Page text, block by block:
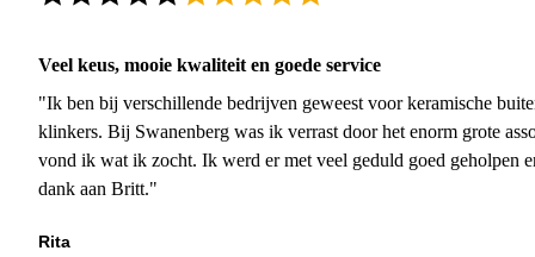
Veel keus, mooie kwaliteit en goede service
"Ik ben bij verschillende bedrijven geweest voor keramische
klinkers. Bij Swanenberg was ik verrast door het enorm grote
vond ik wat ik zocht. Ik werd er met veel geduld goed geholpen
dank aan Britt."
Rita